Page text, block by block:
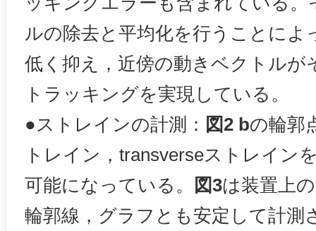
ルの除去と平均化を行うことによ
低く抑え，近傍の動きベクトルが
トラッキングを実現している。
●ストレインの計測： 図2 bの輪郭
トレイン，transverseストレイン
可能になっている。
図3は装置上
輪郭線，グラフとも安定して計測